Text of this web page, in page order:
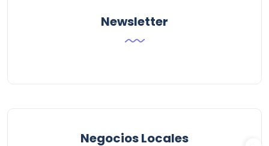
Newsletter
Negocios Locales